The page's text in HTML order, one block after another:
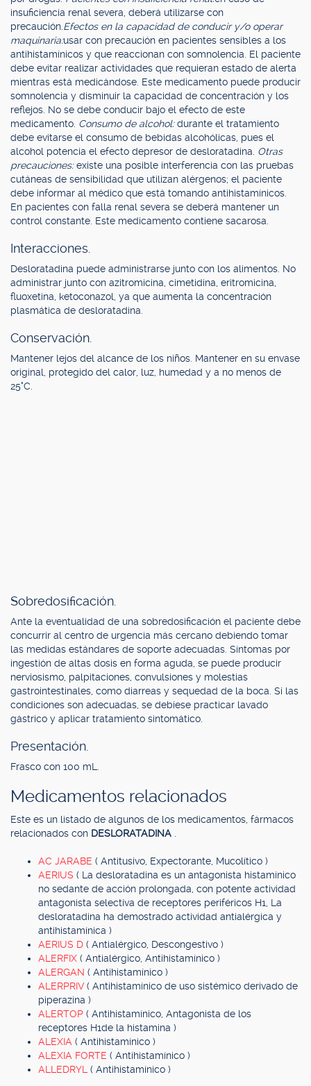
insuficiencia renal severa, deberá utilizarse con
precaución. Efectos en la capacidad de conducir y/o operar
maquinaria:usar con precaución en pacientes sensibles a los
antihistamínicos y que reaccionan con somnolencia. El paciente
debe evitar realizar actividades que requieran estado de alerta
mientras está medicándose. Este medicamento puede producir
somnolencia y disminuir la capacidad de concentración y los
reflejos. No se debe conducir bajo el efecto de este
medicamento. Consumo de alcohol:durante el tratamiento
debe evitarse el consumo de bebidas alcohólicas, pues el
alcohol potencia el efecto depresor de desloratadina. Otras
precauciones:existe una posible interferencia con las pruebas
cutáneas de sensibilidad que utilizan alérgenos; el paciente
debe informar al médico que está tomando antihistamínicos.
En pacientes con falla renal severa se deberá mantener un
control constante. Este medicamento contiene sacarosa.
Interacciones.
Desloratadina puede administrarse junto con los alimentos. No
administrar junto con azitromicina, cimetidina, eritromicina,
fluoxetina, ketoconazol, ya que aumenta la concentración
plasmática de desloratadina.
Conservación.
Mantener lejos del alcance de los niños. Mantener en su envase
original, protegido del calor, luz, humedad y a no menos de
25°C.
Sobredosificación.
Ante la eventualidad de una sobredosificación el paciente debe
concurrir al centro de urgencia más cercano debiendo tomar
las medidas estándares de soporte adecuadas. Síntomas por
ingestión de altas dosis en forma aguda, se puede producir
nerviosismo, palpitaciones, convulsiones y molestias
gastrointestinales, como diarreas y sequedad de la boca. Si las
condiciones son adecuadas, se debiese practicar lavado
gástrico y aplicar tratamiento sintomático.
Presentación.
Frasco con 100 mL.
Medicamentos relacionados
Este es un listado de algunos de los medicamentos, fármacos
relacionados con DESLORATADINA
AC JARABE ( Antitusivo, Expectorante, Mucolítico )
AERIUS ( La desloratadina es un antagonista histamínico
no sedante de acción prolongada, con potente actividad
antagonista selectiva de receptores periféricos H1, La
desloratadina ha demostrado actividad antialérgica y
antihistamínica )
AERIUS D ( Antialérgico, Descongestivo )
ALERFIX ( Antialérgico, Antihistamínico )
ALERGAN ( Antihistamínico )
ALERPRIV( Antihistamínico de uso sistémico derivado de
piperazina )
ALERTOP ( Antihistamínico, Antagonista de los
receptores H1de la histamina )
ALEXIA ( Antihistamínico )
ALEXIA FORTE ( Antihistamínico )
ALLEDRYL ( Antihistamínico )